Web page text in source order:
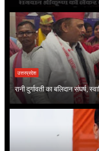
उत्तरप्रदेश
रानी दुर्गावती का बलिदान संघर्ष,